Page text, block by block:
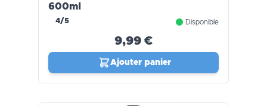
600ml
4/5 Disponible
9,99 €
Ajouter panier